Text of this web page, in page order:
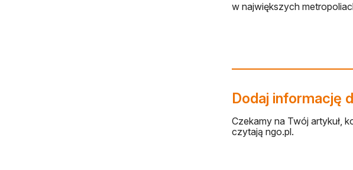
w największych
Dodaj informację
Czekamy na Twój artykuł,
czytają ngo.pl.